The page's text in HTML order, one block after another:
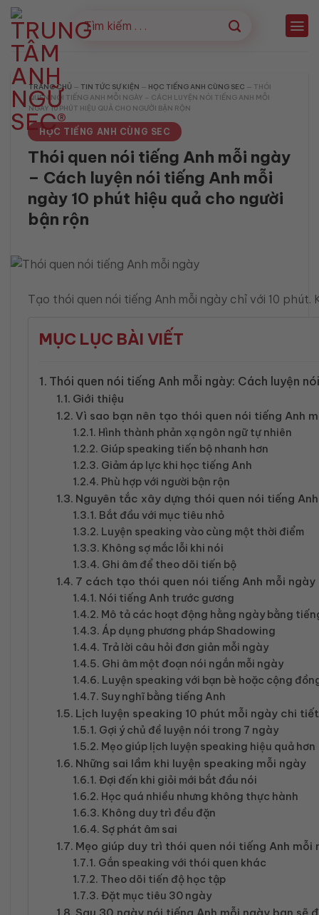
Bỏ
qua
nội
dung
TRANG CHỦ — TIN TỨC SỰ KIỆN — HỌC TIẾNG ANH CÙNG SEC — THÓI
QUEN NÓI TIẾNG ANH MỖI NGÀY – CÁCH LUYỆN NÓI TIẾNG ANH MỖI
NGÀY 10 PHÚT HIỆU QUẢ CHO NGƯỜI BẬN RỘN
HỌC TIẾNG ANH CÙNG SEC
Thói quen nói tiếng Anh mỗi ngày
– Cách luyện nói tiếng Anh mỗi
ngày 10 phút hiệu quả cho người
bận rộn
Tạo thói quen nói tiếng Anh mỗi ngày chỉ với 10
MỤC LỤC BÀI VIẾT
Thói quen nói tiếng Anh mỗi ngày: Cách luyện
Giới thiệu
Vì sao bạn nên tạo thói quen nói tiếng Anh
Hình thành phản xạ ngôn ngữ tự nhiên
Giúp speaking tiến bộ nhanh hơn
Giảm áp lực khi học tiếng Anh
Phù hợp với người bận rộn
Nguyên tắc xây dựng thói quen nói tiếng
Bắt đầu với mục tiêu nhỏ
Luyện speaking vào cùng một thời điểm
Không sợ mắc lỗi khi nói
Ghi âm để theo dõi tiến bộ
7 cách tạo thói quen nói tiếng Anh mỗi ngày
Nói tiếng Anh trước gương
Mô tả các hoạt động hằng ngày bằng
Áp dụng phương pháp Shadowing
Trả lời câu hỏi đơn giản mỗi ngày
Ghi âm một đoạn nói ngắn mỗi ngày
Luyện speaking với bạn bè hoặc cộng
Suy nghĩ bằng tiếng Anh
Lịch luyện speaking 10 phút mỗi ngày chi tiết
Gợi ý chủ đề luyện nói trong 7 ngày
Mẹo giúp lịch luyện speaking hiệu quả hơn
Những sai lầm khi luyện speaking mỗi ngày
Đợi đến khi giỏi mới bắt đầu nói
Học quá nhiều nhưng không thực hành
Không duy trì đều đặn
Sợ phát âm sai
Mẹo giúp duy trì thói quen nói tiếng Anh mỗi
Gắn speaking với thói quen khác
Theo dõi tiến độ học tập
Đặt mục tiêu 30 ngày
Sau 30 ngày nói tiếng Anh mỗi ngày bạn sẽ